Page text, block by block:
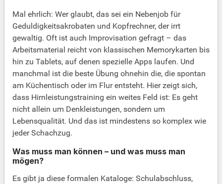
Mal ehrlich: Wer glaubt, das sei ein Nebenjob für
Geduldigkeitsakrobaten und Kopfrechner, der irrt
gewaltig. Oft ist auch Improvisation gefragt – das
Arbeitsmaterial reicht von klassischen Memorykarten bis
hin zu Tablets, auf denen spezielle Apps laufen. Und
manchmal ist die beste Übung ohnehin die, die spontan
am Küchentisch oder im Flur entsteht. Hier zeigt sich,
dass Hirnleistungstraining ein weites Feld ist: Es geht
nicht allein um Denkleistungen, sondern um
Lebensqualität. Und das ist mindestens so komplex wie
jeder Schachzug.
Was muss man können – und was muss man
mögen?
Es gibt ja diese formalen Kataloge: Schulabschluss,